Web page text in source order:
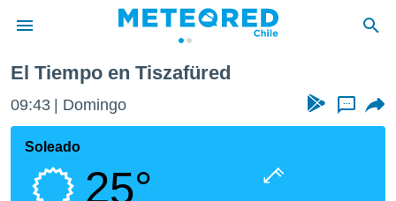
de
por
que se
El Tiempo en Tiszafüred
09:43 Domingo ...
Soleado
25°